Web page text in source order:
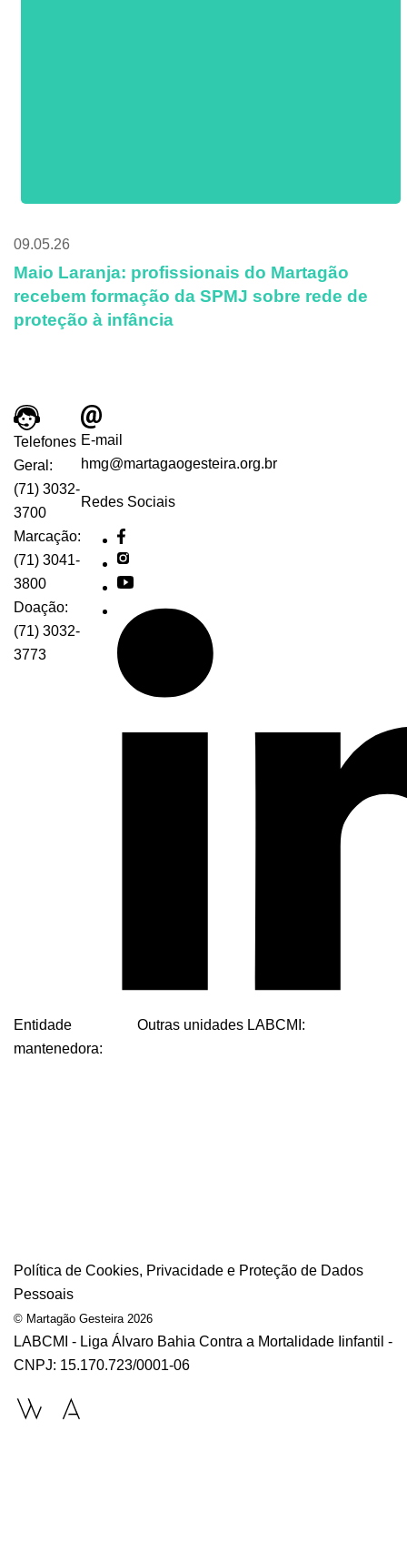
09.05.26
Maio Laranja: profissionais do Martagão
recebem formação da SPMJ sobre rede de
proteção à infância
Telefones
Geral:
(71) 3032-
3700
Marcação:
(71) 3041-
3800
Doação:
(71) 3032-
3773
E-mail
hmg@martagaogesteira.org.br
Redes Sociais
Entidade
mantenedora:
Outras unidades LABCMI:
Política de Cookies, Privacidade e Proteção de Dados
Pessoais
© Martagão Gesteira 2026
LABCMI - Liga Álvaro Bahia Contra a Mortalidade Iinfantil -
CNPJ: 15.170.723/0001-06